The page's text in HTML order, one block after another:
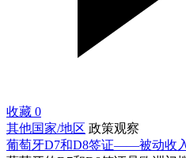
收藏 0
其他国家/地区 政策观察
葡萄牙D7和D8签证——被动收